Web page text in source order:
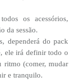
os acessórios,
da sessão.
dependerá do pack
ele irá definir todo o
ritmo (comer, mudar
e tranquilo.